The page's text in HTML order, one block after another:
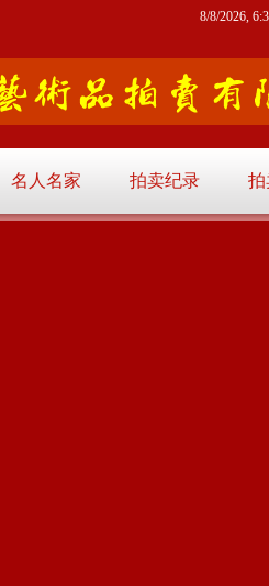
名人名家 拍卖纪录 拍
8/8/2026,